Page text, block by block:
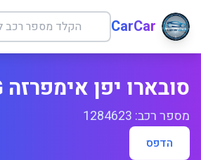
CarCar
סובארו יפן אימפרזה 0061TA LG
מספר רכב: 1284623
הדפס